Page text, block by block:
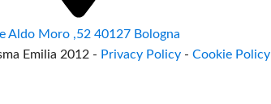
Aldo Moro ,52 40127 Bologna
Emilia 2012 - Privacy Policy - Cookie Policy